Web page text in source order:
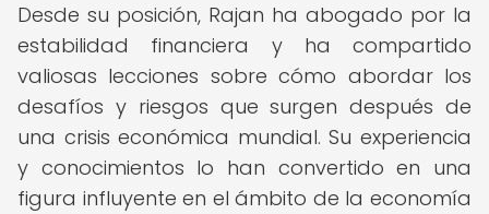
Desde su posición, Rajan ha abogado por la
estabilidad financiera y ha compartido
valiosas lecciones sobre cómo abordar los
desafíos y riesgos que surgen después de
una crisis económica mundial. Su experiencia
y conocimientos lo han convertido en una
figura influyente en el ámbito de la economía